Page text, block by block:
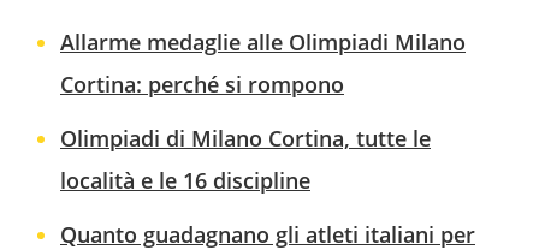
Allarme medaglie alle Olimpiadi Milano
Cortina: perché si rompono
Olimpiadi di Milano Cortina, tutte le
località e le 16 discipline
Quanto guadagnano gli atleti italiani per